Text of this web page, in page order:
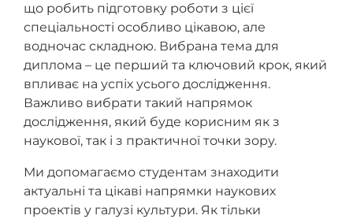
що робить підготовку роботи з цієї
спеціальності особливо цікавою, але
водночас складною. Вибрана тема для
диплома – це перший та ключовий крок, який
впливає на успіх усього дослідження.
Важливо вибрати такий напрямок
дослідження, який буде корисним як з
наукової, так і з практичної точки зору.
Ми допомагаємо студентам знаходити
актуальні та цікаві напрямки наукових
проектів у галузі культури. Як тільки